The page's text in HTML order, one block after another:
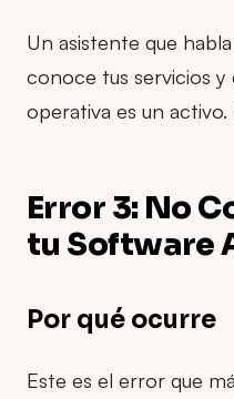
Un asistente que
conoce tus servicios
operativa es un
Error 3: No
tu Software
Por qué ocurre
Este es el error que